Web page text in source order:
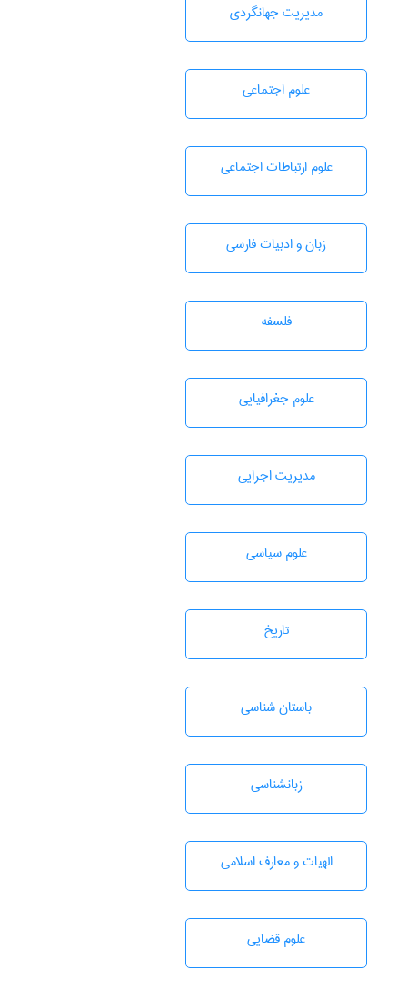
مديريت جهانگردی
علوم اجتماعی
علوم ارتباطات اجتماعی
زبان و ادبيات فارسی
فلسفه
علوم جغرافيايی
مديريت اجرايی
علوم سياسی
تاريخ
باستان شناسی
زبانشناسی
الهیات و معارف اسلامی
علوم قضایی